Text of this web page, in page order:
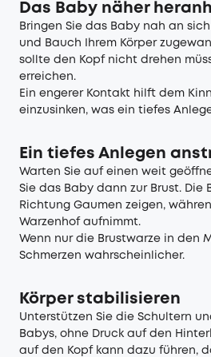
Das Baby näher
Bringen Sie das Baby nah an
und Bauch Ihrem Körper
sollte den Kopf nicht drehen
erreichen.
Ein engerer Kontakt hilft dem
einzusinken, was ein tiefes
Ein tiefes Anlegen
Warten Sie auf einen weit
Sie das Baby dann zur Brust. Die
Richtung Gaumen zeigen,
Warzenhof aufnimmt.
Wenn nur die Brustwarze in den
Schmerzen wahrscheinlicher.
Körper stabilisieren
Unterstützen Sie die Schultern
Babys, ohne Druck auf den
auf den Kopf kann dazu führen,